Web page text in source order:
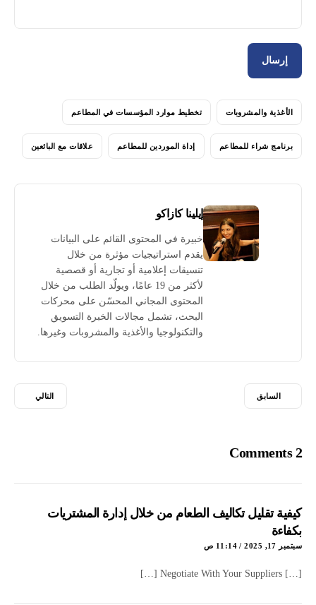
الأغذية والمشروبات تخطيط موارد المؤسسات في المطاعم
برنامج شراء للمطاعم إداة الموردين للمطاعم علاقات مع البائعين
إيلينا كازاكو
خبيرة في المحتوى القائم على البيانات
يقدم استراتيجيات مؤثرة من خلال
تنسيقات إعلامية أو تجارية أو قصصية
لأكثر من 19 عامًا، ويولّد الطلب من خلال
المحتوى المجاني المحسّن على محركات
البحث، تشمل مجالات الخبرة التسويق
والتكنولوجيا والأغذية والمشروبات وغيرها.
السابق التالي
2 Comments
كيفية تقليل تكاليف الطعام من خلال إدارة المشتريات
بكفاءة
سبتمبر 17, 2025 / 11:14 ص
[…] Negotiate With Your Suppliers […]